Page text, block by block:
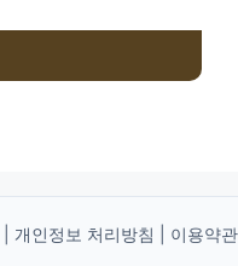
개인정보 처리방침 이용약관